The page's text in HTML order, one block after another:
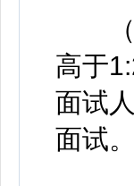
（1
高于
面试
面试。